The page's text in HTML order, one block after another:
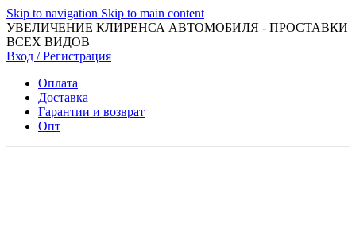
Skip to navigation Skip to main content
УВЕЛИЧЕНИЕ КЛИРЕНСА АВТОМОБИЛЯ - ПРОСТАВКИ
ВСЕХ ВИДОВ
Вход / Регистрация
Оплата
Доставка
Гарантии и возврат
Опт